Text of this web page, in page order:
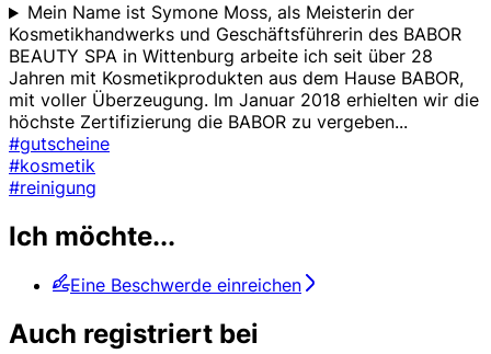
Mein Name ist Symone Moss, als Meisterin der
Kosmetikhandwerks und Geschäftsführerin des BABOR
BEAUTY SPA in Wittenburg arbeite ich seit über 28
Jahren mit Kosmetikprodukten aus dem Hause BABOR,
mit voller Überzeugung. Im Januar 2018 erhielten wir die
höchste Zertifizierung die BABOR zu vergeben...
#gutscheine
#kosmetik
#reinigung
Ich möchte...
Eine Beschwerde einreichen
Auch registriert bei